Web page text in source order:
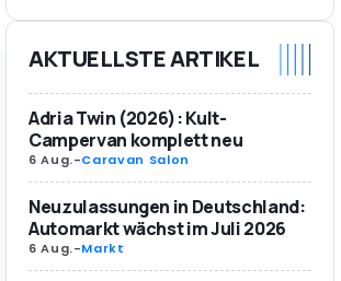
AKTUELLSTE ARTIKEL
Adria Twin (2026): Kult-
Campervan komplett neu
6 Aug.-Caravan Salon
Neuzulassungen in Deutschland:
Automarkt wächst im Juli 2026
6 Aug.-Markt